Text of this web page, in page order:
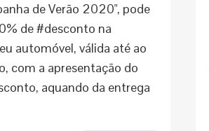
de Verão 2020", pode
de #desconto na
automóvel, válida até ao
com a apresentação do
aquando da entrega